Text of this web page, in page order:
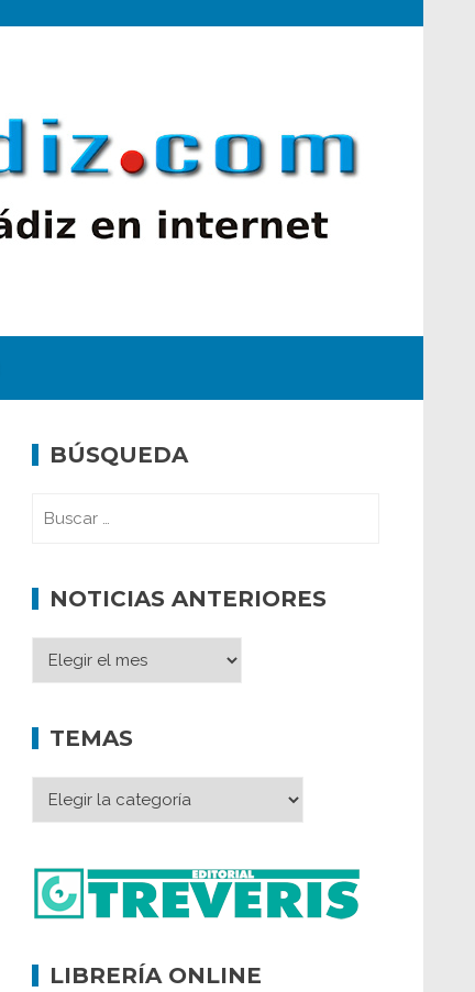
BÚSQUEDA
NOTICIAS ANTERIORES
TEMAS
LIBRERÍA ONLINE